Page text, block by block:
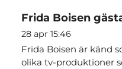
Frida Boisen
28 apr 15:46
Frida Boisen är känd
olika tv-produktioner